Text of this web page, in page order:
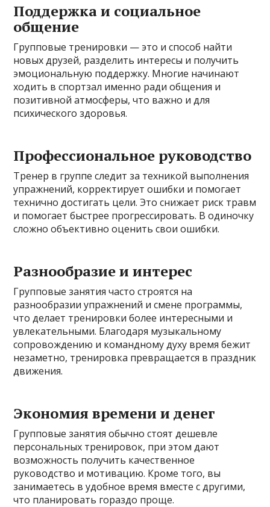
Поддержка и социальное
общение
Групповые тренировки — это и способ найти
новых друзей, разделить интересы и получить
эмоциональную поддержку. Многие начинают
ходить в спортзал именно ради общения и
позитивной атмосферы, что важно и для
психического здоровья.
Профессиональное руководство
Тренер в группе следит за техникой выполнения
упражнений, корректирует ошибки и помогает
технично достигать цели. Это снижает риск травм
и помогает быстрее прогрессировать. В одиночку
сложно объективно оценить свои ошибки.
Разнообразие и интерес
Групповые занятия часто строятся на
разнообразии упражнений и смене программы,
что делает тренировки более интересными и
увлекательными. Благодаря музыкальному
сопровождению и командному духу время бежит
незаметно, тренировка превращается в праздник
движения.
Экономия времени и денег
Групповые занятия обычно стоят дешевле
персональных тренировок, при этом дают
возможность получить качественное
руководство и мотивацию. Кроме того, вы
занимаетесь в удобное время вместе с другими,
что планировать гораздо проще.